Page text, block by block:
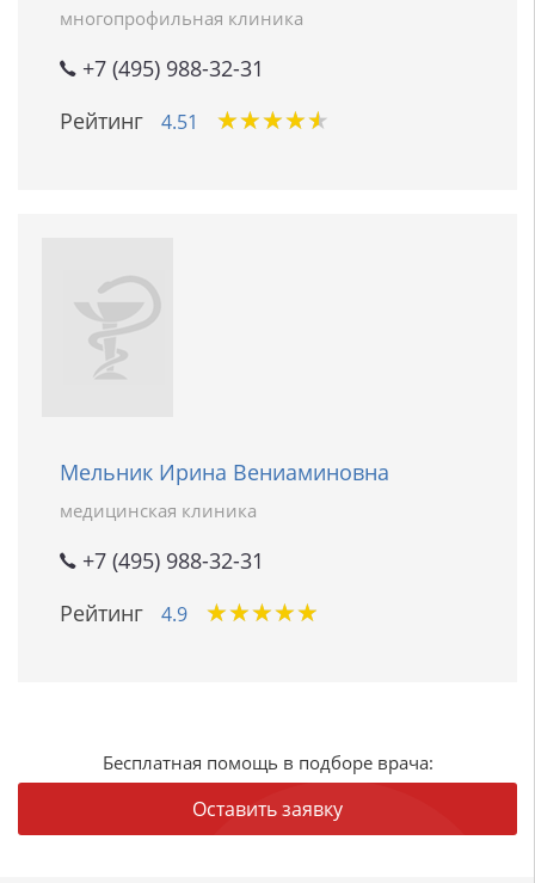
многопрофильная клиника
+7 (495) 988-32-31
Рейтинг
4.51 ★★★★★
★★★★★
Мельник Ирина Вениаминовна
медицинская клиника
+7 (495) 988-32-31
Рейтинг
4.9 ★★★★★
★★★★★
Бесплатная помощь в подборе врача:
Оставить заявку